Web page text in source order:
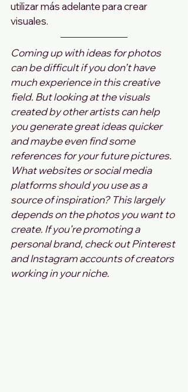
utilizar más adelante para crear
visuales.
Coming up with ideas for photos
can be difficult if you don’t have
much experience in this creative
field. But looking at the visuals
created by other artists can help
you generate great ideas quicker
and maybe even find some
references for your future pictures.
What websites or social media
platforms should you use as a
source of inspiration? This largely
depends on the photos you want to
create. If you’re promoting a
personal brand, check out Pinterest
and Instagram accounts of creators
working in your niche.